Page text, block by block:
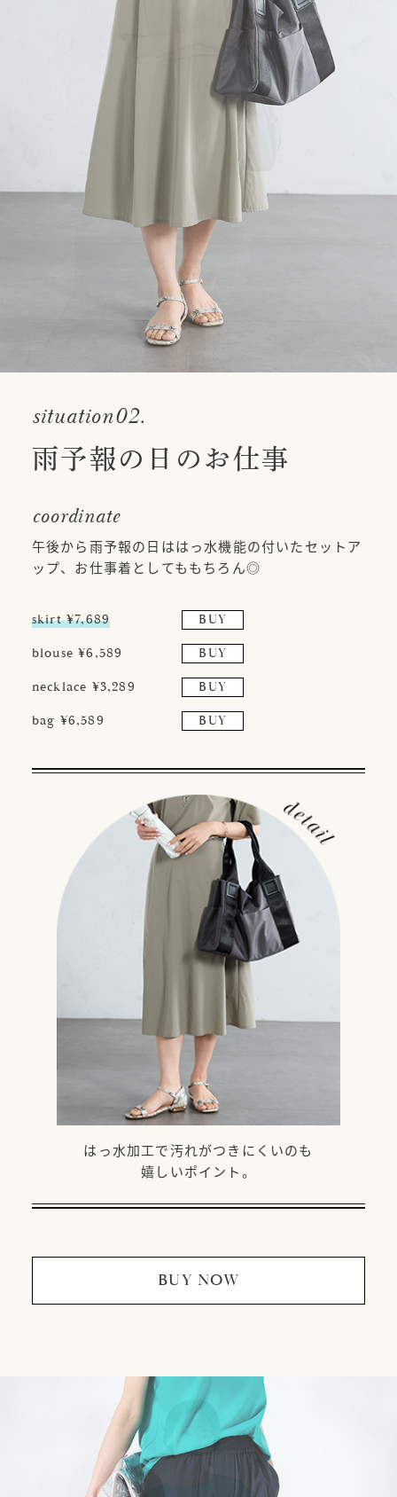
situation02.
雨予報の日のお仕事
coordinate
午後から雨予報の日ははっ水機能の付いたセットア
ップ、お仕事着としてももちろん◎
skirt ¥7,689 BUY
blouse ¥6,589 BUY
necklace ¥3,289 BUY
bag ¥6,589 BUY
はっ水加工で汚れがつきにくいのも
嬉しいポイント。
BUY NOW